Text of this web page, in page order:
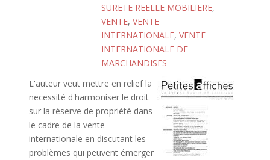
SURETE REELLE MOBILIERE,
VENTE, VENTE
INTERNATIONALE, VENTE
INTERNATIONALE DE
MARCHANDISES
L'auteur veut mettre en relief la
necessité d'harmoniser le droit
sur la réserve de propriété dans
le cadre de la vente
internationale en discutant les
problèmes qui peuvent émerger